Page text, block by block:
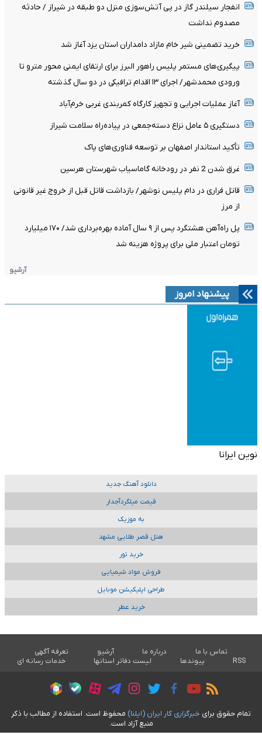
انفجار سیلندر گاز در پی آتش‌سوزی منزل دو طبقه در شیراز / حادثه
مصدوم نداشت
خرید تضمینی شیر خام مازاد دامداران استان یزد آغاز شد
پیگیری‌های مستمر پلیس راهور البرز برای ارتقای ایمنی محور مترو تا
ورودی محمدشهر/ اجرای ۱۳ اقدام ترافیکی در دو سال گذشته
آغاز عملیات اجرایی و تجهیز کارگاه کمربندی غربی خرم‌آباد
دستگیری ۵ عامل نزاع دسته‌جمعی در پیاده‌راه سلامت شیراز
تأکید استاندار اصفهان بر توسعه فناوری‌های پاک
غرق شدن 2 نفر در رودخانه گاماسیاب شهرستان هرسین
قاتل فراری در دام پلیس نوشهر/ بازداشت قاتل قبل از خروج غیر قانونی
از مرز
پل راه‌آهن هشتگرد پس از ۹ سال آماده بهره‌برداری شد/ ۱۷۰ میلیارد
تومان اعتبار ملی برای پروژه هزینه شد
آرشیو
پیشنهاد امروز
نوین ایرانا
دانلود آهنگ جدید
قیمت میلگردآجدار
به موزیک
هتل قصر طلایی مشهد
خرید تور
فروش مواد شیمیایی
طراحی اپلیکیشن موبایل
خرید عطر
تماس با ما درباره ما آرشیو
تعرفه آگهی
RSS
پیوندها لیست دفاتر استانها خدمات رسانه ای
تمام حقوق برای خبرگزاری کار ايران (ايلنا) محفوظ است. استفاده از مطالب با ذکر
منبع آزاد است.